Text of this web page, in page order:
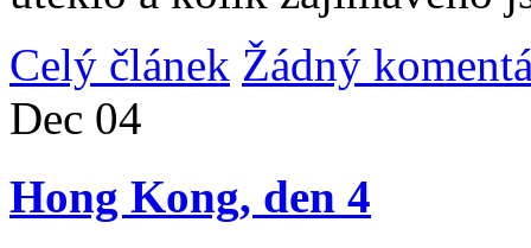
Celý článek Žádný
Dec 04
Hong Kong, den 4